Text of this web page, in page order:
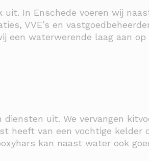
In Enschede voeren wij
VVE’s en
een waterwerende laag aan
uit. We vervangen
heeft van een vochtige kelder
kan naast water ook